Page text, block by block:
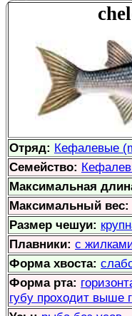
Отряд: Кефалевые
Семейство:
Максимальная
Максимальный вес:
Размер чешуи:
Плавники: с
Форма хвоста:
Форма рта:
губу проходит выше